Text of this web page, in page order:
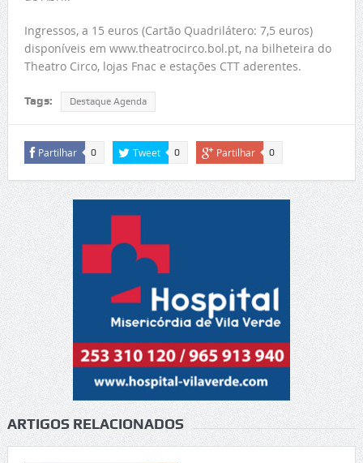
Ingressos, a 15 euros (Cartão Quadrilátero: 7,5 euros)
disponíveis em www.theatrocirco.bol.pt, na bilheteira do
Theatro Circo, lojas Fnac e estações CTT aderentes.
Tags: Destaque Agenda
Partilhar 0 Tweet 0 Partilhar 0
ARTIGOS RELACIONADOS